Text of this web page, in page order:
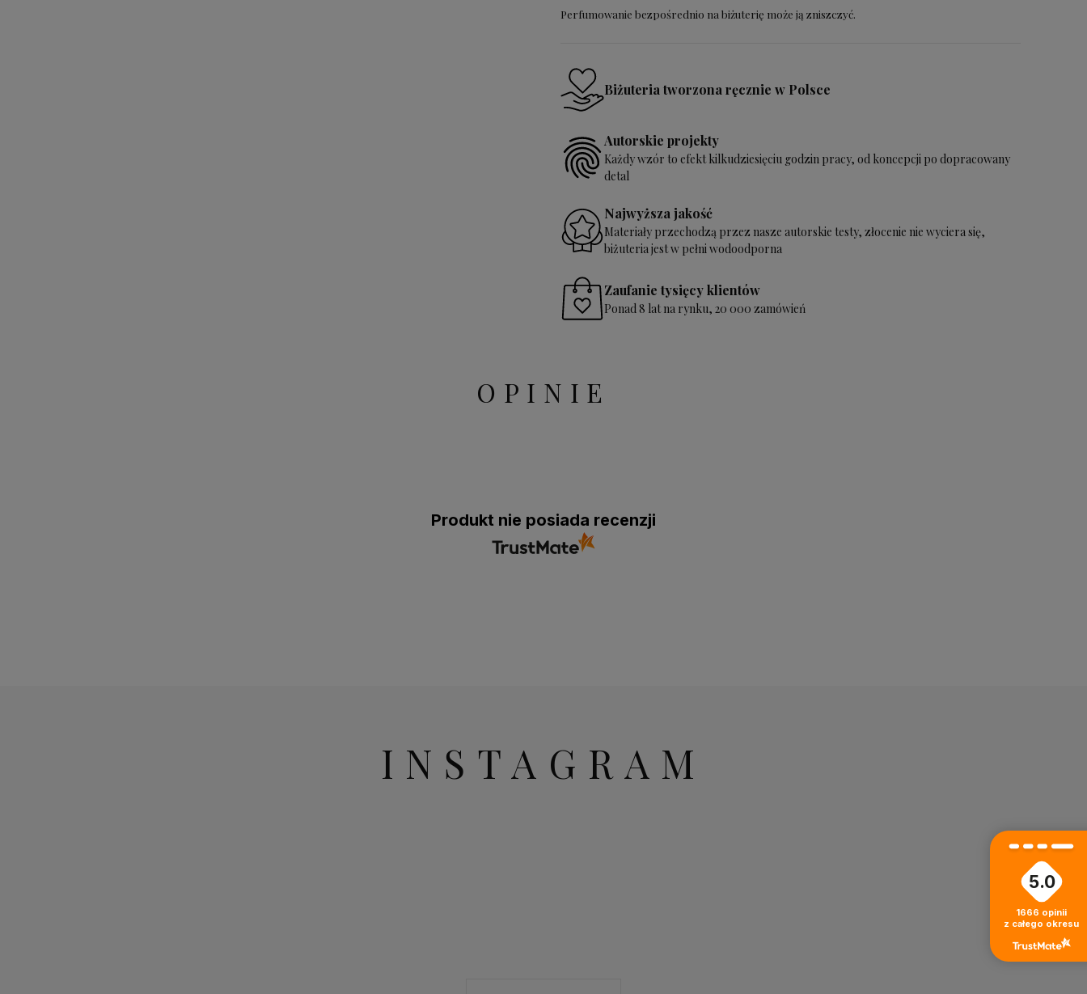
Perfumowanie bezpośrednio na biżuterię może ją zniszczyć.
Biżuteria tworzona ręcznie w Polsce
Autorskie projekty
Każdy wzór to efekt kilkudziesięciu godzin pracy, od koncepcji po dopracowany
detal
Najwyższa jakość
Materiały przechodzą przez nasze autorskie testy, złocenie nie wyciera się,
biżuteria jest w pełni wodoodporna
Zaufanie tysięcy klientów
Ponad 8 lat na rynku, 20 000 zamówień
OPINIE
Produkt nie posiada recenzji
INSTAGRAM
5.0
1666 opinii
z całego okresu